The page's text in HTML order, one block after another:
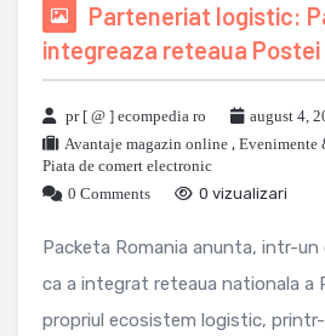
Parteneriat logistic:
integreaza reteaua Postei
pr [ @ ] ecompedia ro
august 4,
Avantaje magazin online , Evenimente
Piata de comert electronic
0 Comments
0 vizualizari
Packeta Romania anunta, intr-
ca a integrat reteaua nationala a
propriul ecosistem logistic,